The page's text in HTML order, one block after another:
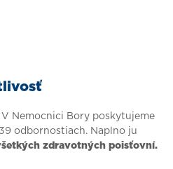
Nemocnici Bory poskytujeme
odbornostiach. Naplno ju
zdravotných poisťovní.